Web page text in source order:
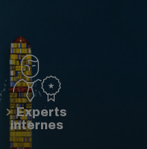
Experts
internes